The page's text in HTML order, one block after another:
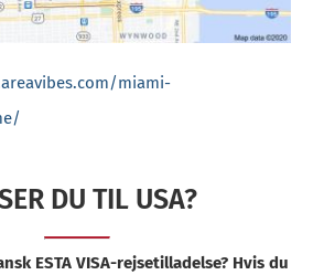
miami-
DU TIL USA?
ESTA VISA-rejsetilladelse? Hvis du